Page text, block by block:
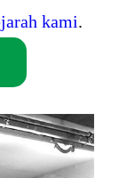
kami.